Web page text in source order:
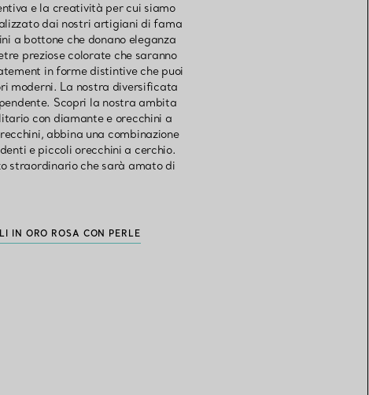
e la creatività per cui siamo
dai nostri artigiani di fama
a bottone che donano eleganza
preziose colorate che saranno
in forme distintive che puoi
moderni. La nostra diversificata
Scopri la nostra ambita
con diamante e orecchini a
abbina una combinazione
e piccoli orecchini a cerchio.
straordinario che sarà amato di
IN ORO ROSA CON PERLE